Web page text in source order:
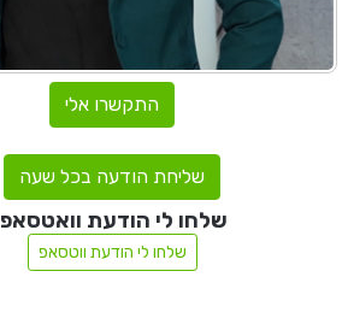
התקשרו אלי
שליחת הודעה בכל שעה
שלחו לי הודעת וואטסאפ
שלחו לי הודעת ווטסאפ